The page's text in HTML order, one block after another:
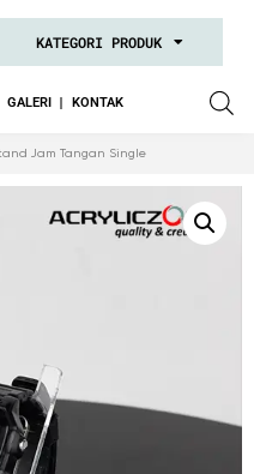
KATEGORI PRODUK
GALERI KONTAK
Jam Tangan Single